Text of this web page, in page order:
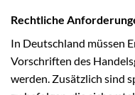
Rechtliche
In Deutschland müssen
Vorschriften des
werden. Zusätzlich sind